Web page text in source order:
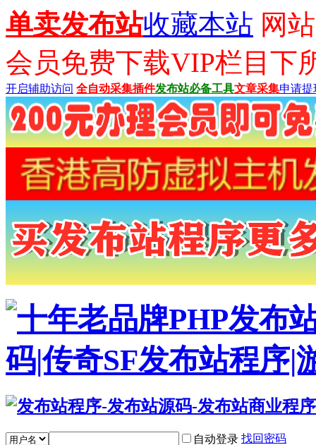
单卖发布站收藏本站 网
会员免费下载VIP栏目下
开启辅助访问 全自动采集插件发布站必备工具文章采集申请提
自动登录 找回密码